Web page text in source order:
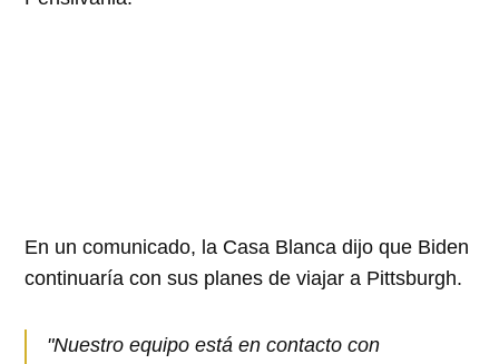
En un comunicado, la Casa Blanca dijo que Biden
continuaría con sus planes de viajar a Pittsburgh.
"Nuestro equipo está en contacto con